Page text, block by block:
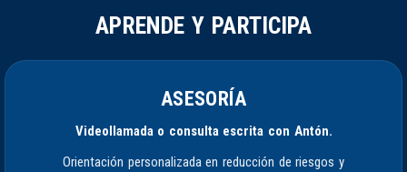
APRENDE Y PARTICIPA
ASESORÍA
Videollamada o consulta escrita con Antón.
Orientación personalizada en reducción de riesgos y